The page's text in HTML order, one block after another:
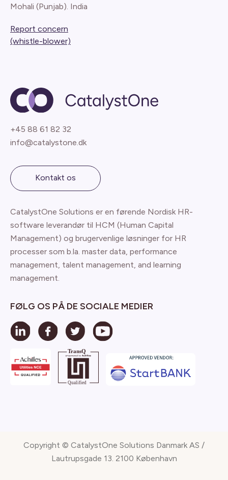
Mohali (Punjab). India
Report concern
(whistle-blower)
+45 88 61 82 32
info@catalystone.dk
Kontakt os
CatalystOne Solutions er en førende Nordisk HR-
software leverandør til HCM (Human Capital
Management) og brugervenlige løsninger for HR
processer som b.la. master data, performance
management, talent management, and learning
management.
FØLG OS PÅ DE SOCIALE MEDIER
Copyright © CatalystOne Solutions Danmark AS /
Lautrupsgade 13. 2100 København